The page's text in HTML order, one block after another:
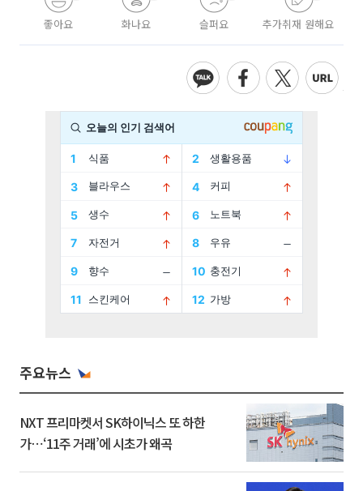
좋아요 화나요 슬퍼요 추가취재 원해요
주요뉴스
NXT 프리마켓서 SK하이닉스 또 하한
가⋯‘11주 거래’에 시초가 왜곡